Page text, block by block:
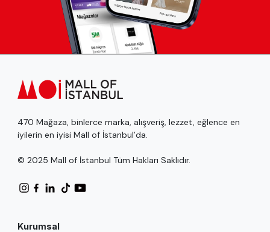
470 Mağaza, binlerce marka, alışveriş, lezzet, eğlence en
iyilerin en iyisi Mall of İstanbul’da.
© 2025 Mall of İstanbul Tüm Hakları Saklıdır.
Kurumsal